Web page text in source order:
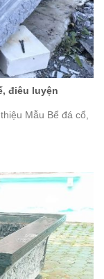
điêu luyện
Mẫu Bể đá cổ,